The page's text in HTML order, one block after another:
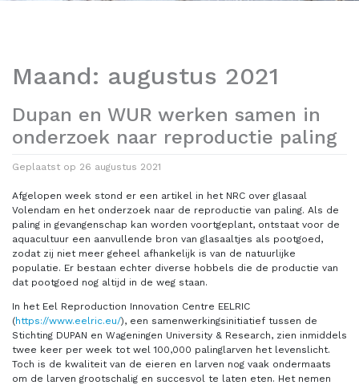
Maand: augustus 2021
Dupan en WUR werken samen in
onderzoek naar reproductie paling
Geplaatst op 26 augustus 2021
Afgelopen week stond er een artikel in het NRC over glasaal
Volendam en het onderzoek naar de reproductie van paling. Als de
paling in gevangenschap kan worden voortgeplant, ontstaat voor de
aquacultuur een aanvullende bron van glasaaltjes als pootgoed,
zodat zij niet meer geheel afhankelijk is van de natuurlijke
populatie. Er bestaan echter diverse hobbels die de productie van
dat pootgoed nog altijd in de weg staan.
In het Eel Reproduction Innovation Centre EELRIC
(https://www.eelric.eu/), een samenwerkingsinitiatief tussen de
Stichting DUPAN en Wageningen University & Research, zien inmiddels
twee keer per week tot wel 100,000 palinglarven het levenslicht.
Toch is de kwaliteit van de eieren en larven nog vaak ondermaats
om de larven grootschalig en succesvol te laten eten. Het nemen